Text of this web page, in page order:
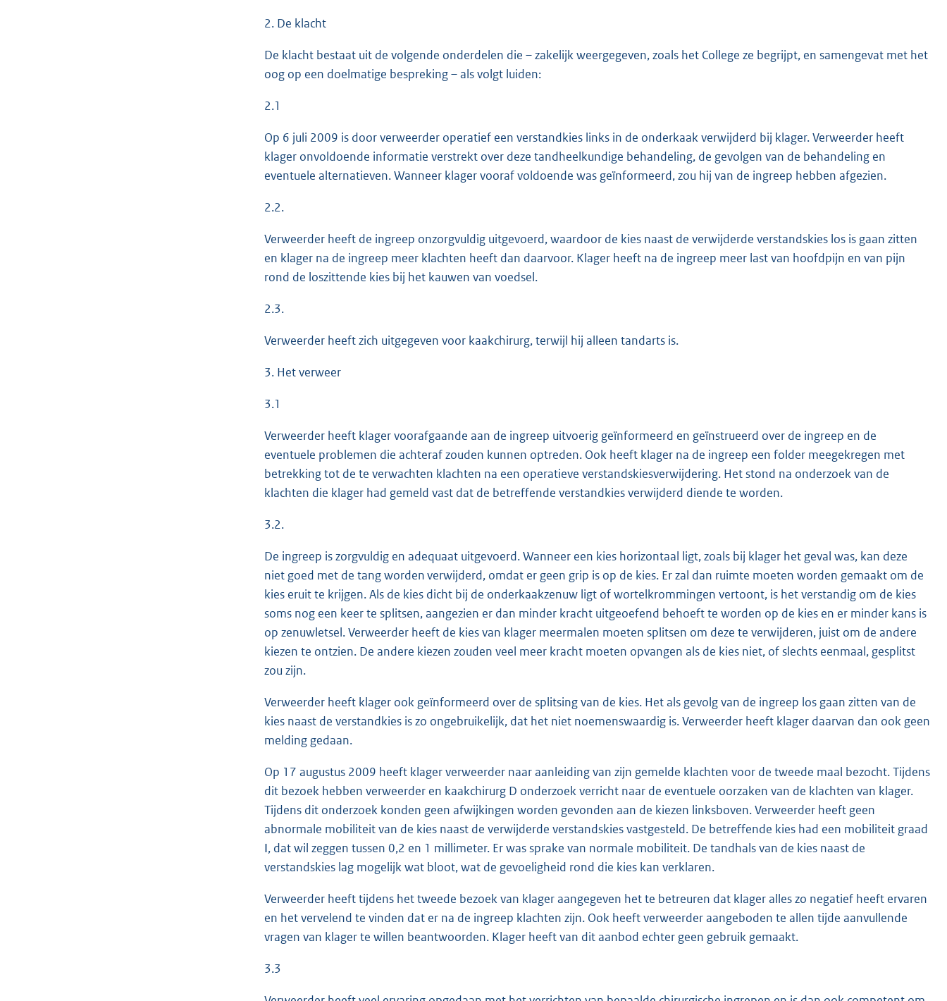
2. De klacht
De klacht bestaat uit de volgende onderdelen die – zakelijk weergegeven, zoals het College ze begrijpt, en samengevat met het
oog op een doelmatige bespreking – als volgt luiden:
2.1
Op 6 juli 2009 is door verweerder operatief een verstandkies links in de onderkaak verwijderd bij klager. Verweerder heeft
klager onvoldoende informatie verstrekt over deze tandheelkundige behandeling, de gevolgen van de behandeling en
eventuele alternatieven. Wanneer klager vooraf voldoende was geïnformeerd, zou hij van de ingreep hebben afgezien.
2.2.
Verweerder heeft de ingreep onzorgvuldig uitgevoerd, waardoor de kies naast de verwijderde verstandskies los is gaan zitten
en klager na de ingreep meer klachten heeft dan daarvoor. Klager heeft na de ingreep meer last van hoofdpijn en van pijn
rond de loszittende kies bij het kauwen van voedsel.
2.3.
Verweerder heeft zich uitgegeven voor kaakchirurg, terwijl hij alleen tandarts is.
3. Het verweer
3.1
Verweerder heeft klager voorafgaande aan de ingreep uitvoerig geïnformeerd en geïnstrueerd over de ingreep en de
eventuele problemen die achteraf zouden kunnen optreden. Ook heeft klager na de ingreep een folder meegekregen met
betrekking tot de te verwachten klachten na een operatieve verstandskiesverwijdering. Het stond na onderzoek van de
klachten die klager had gemeld vast dat de betreffende verstandkies verwijderd diende te worden.
3.2.
De ingreep is zorgvuldig en adequaat uitgevoerd. Wanneer een kies horizontaal ligt, zoals bij klager het geval was, kan deze
niet goed met de tang worden verwijderd, omdat er geen grip is op de kies. Er zal dan ruimte moeten worden gemaakt om de
kies eruit te krijgen. Als de kies dicht bij de onderkaakzenuw ligt of wortelkrommingen vertoont, is het verstandig om de kies
soms nog een keer te splitsen, aangezien er dan minder kracht uitgeoefend behoeft te worden op de kies en er minder kans is
op zenuwletsel. Verweerder heeft de kies van klager meermalen moeten splitsen om deze te verwijderen, juist om de andere
kiezen te ontzien. De andere kiezen zouden veel meer kracht moeten opvangen als de kies niet, of slechts eenmaal, gesplitst
zou zijn.
Verweerder heeft klager ook geïnformeerd over de splitsing van de kies. Het als gevolg van de ingreep los gaan zitten van de
kies naast de verstandkies is zo ongebruikelijk, dat het niet noemenswaardig is. Verweerder heeft klager daarvan dan ook geen
melding gedaan.
Op 17 augustus 2009 heeft klager verweerder naar aanleiding van zijn gemelde klachten voor de tweede maal bezocht. Tijdens
dit bezoek hebben verweerder en kaakchirurg D onderzoek verricht naar de eventuele oorzaken van de klachten van klager.
Tijdens dit onderzoek konden geen afwijkingen worden gevonden aan de kiezen linksboven. Verweerder heeft geen
abnormale mobiliteit van de kies naast de verwijderde verstandskies vastgesteld. De betreffende kies had een mobiliteit graad
І, dat wil zeggen tussen 0,2 en 1 millimeter. Er was sprake van normale mobiliteit. De tandhals van de kies naast de
verstandskies lag mogelijk wat bloot, wat de gevoeligheid rond die kies kan verklaren.
Verweerder heeft tijdens het tweede bezoek van klager aangegeven het te betreuren dat klager alles zo negatief heeft ervaren
en het vervelend te vinden dat er na de ingreep klachten zijn. Ook heeft verweerder aangeboden te allen tijde aanvullende
vragen van klager te willen beantwoorden. Klager heeft van dit aanbod echter geen gebruik gemaakt.
3.3